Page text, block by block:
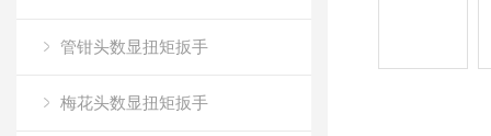
管钳头数显扭矩扳手
梅花头数显扭矩扳手